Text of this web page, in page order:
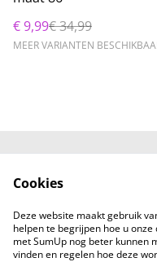
€ 9,99€ 34,99
MEER VARIANTEN
Neem contact
Privacybeleid
Cookies
Deze website maakt gebruik
helpen te begrijpen hoe u
met SumUp nog beter kunnen
vinden en regelen hoe deze